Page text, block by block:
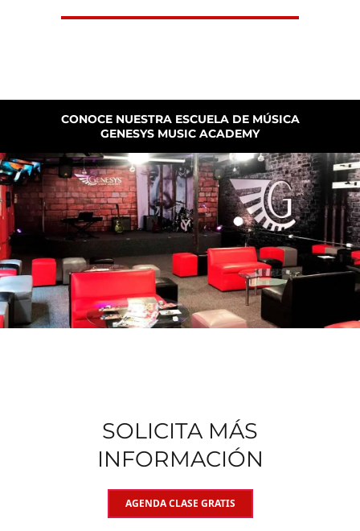
CONOCE NUESTRA ESCUELA DE MÚSICA
GENESYS MUSIC ACADEMY
SOLICITA MÁS
INFORMACIÓN
AGENDA CLASE GRATIS